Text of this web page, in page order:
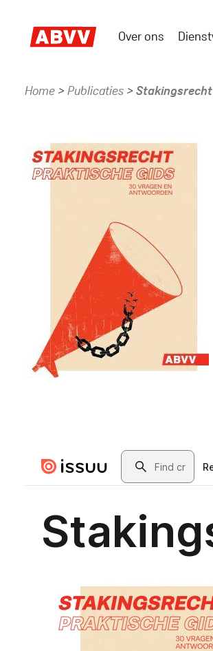
Over ons
Home Publicaties Stakingsrecht